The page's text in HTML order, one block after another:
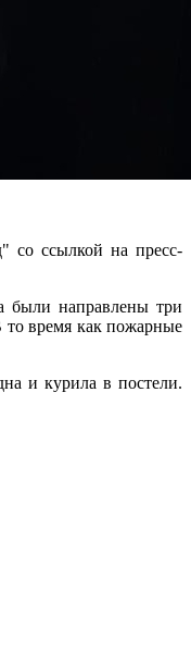
со ссылкой на пресс-
были направлены три
то время как пожарные
и курила в постели.